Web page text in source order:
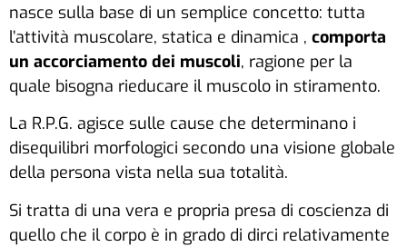
nasce sulla base di un semplice concetto: tutta
l’attività muscolare, statica e dinamica , comporta
un accorciamento dei muscoli, ragione per la
quale bisogna rieducare il muscolo in stiramento.
La R.P.G. agisce sulle cause che determinano i
disequilibri morfologici secondo una visione globale
della persona vista nella sua totalità.
Si tratta di una vera e propria presa di coscienza di
quello che il corpo è in grado di dirci relativamente